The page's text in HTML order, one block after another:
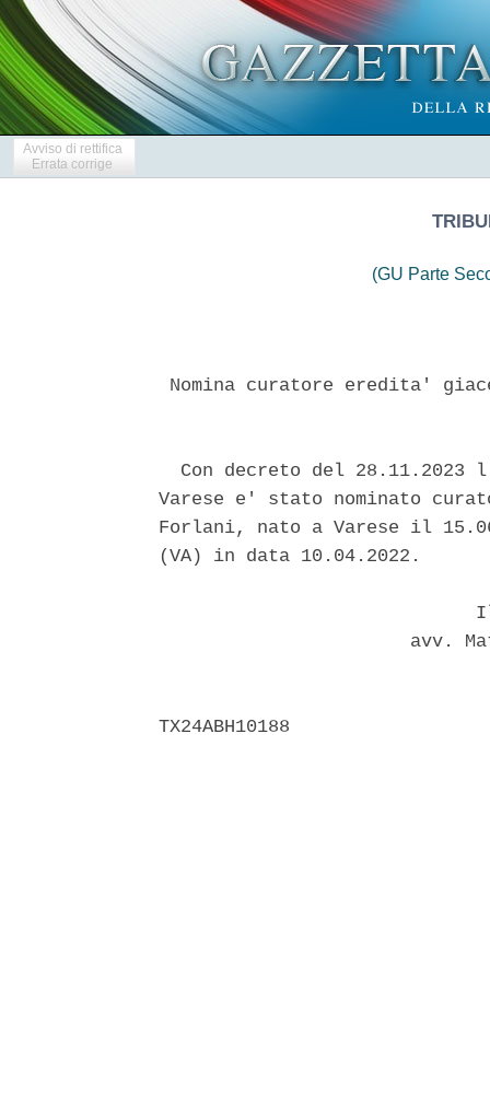
Avviso di rettifica
Errata corrige
(GU Parte
Nomina curatore eredita'
Con decreto del 28.11.2023
Varese e' stato nominato
Forlani, nato a Varese il
(VA) in data 10.04.2022.
avv.